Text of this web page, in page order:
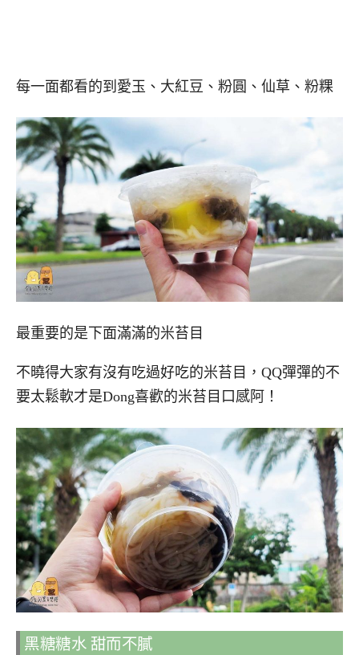
每一面都看的到愛玉、大紅豆、粉圓、仙草、粉粿
最重要的是下面滿滿的米苔目
不曉得大家有沒有吃過好吃的米苔目，QQ彈彈的不
要太鬆軟才是Dong喜歡的米苔目口感阿！
黑糖糖水 甜而不膩